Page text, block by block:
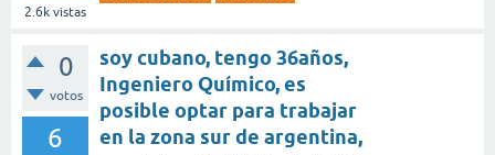
2.6k vistas
0
votos
6
soy cubano, tengo 36años,
Ingeniero Químico, es
posible optar para trabajar
en la zona sur de argentina,